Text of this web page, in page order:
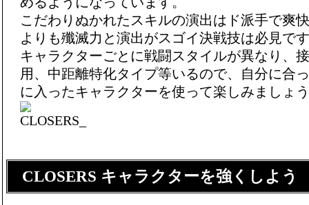
こだわりぬかれたスキルの演出はド派手で爽
よりも殲滅力と演出がスゴイ決戦技は必見で
キャラクターごとに戦闘スタイルが異なり、
用、中距離特化タイプ等いるので、自分に合
に入ったキャラクターを使って楽しみましょ
CLOSERS キャラクターを強くしよう